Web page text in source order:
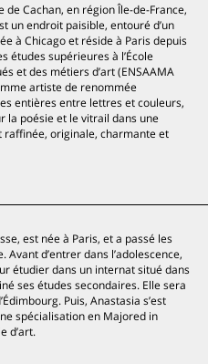
Cachan, en région Île-de-France,
un endroit paisible, entouré d’un
à Chicago et réside à Paris depuis
études supérieures à l’École
et des métiers d’art (ENSAAMA
artiste de renommée
entières entre lettres et couleurs,
la poésie et le vitrail dans une
originale, charmante et
est née à Paris, et a passé les
d’entrer dans l’adolescence,
étudier dans un internat situé dans
ses études secondaires. Elle sera
Puis, Anastasia s’est
spécialisation en Majored in
d’art.